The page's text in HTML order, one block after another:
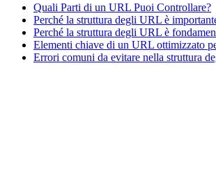
Quali Parti di un URL Puoi Controllare?
Perché la struttura degli URL è
Perché la struttura degli URL è
Elementi chiave di un URL ottimizzato
Errori comuni da evitare nella struttura